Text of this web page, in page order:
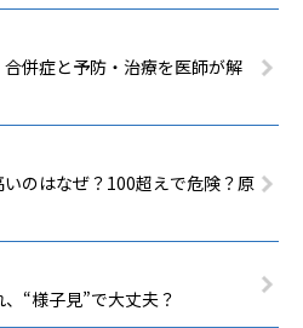
併症と予防・治療を医師が解
のはなぜ？100超えで危険？原
“様子見”で大丈夫？